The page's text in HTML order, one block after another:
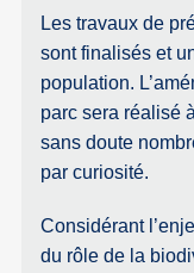
Les travaux de
sont finalisés et
population.
parc sera réalisé
sans doute
par curiosité.
Considérant
du rôle de la